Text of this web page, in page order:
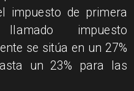
impuesto de primera
impuesto
se sitúa en un 27%
un 23% para las